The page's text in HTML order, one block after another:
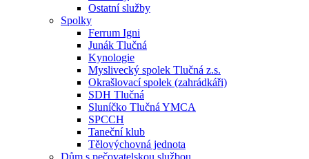
Ostatní služby
Spolky
Ferrum Igni
Junák Tlučná
Kynologie
Myslivecký spolek Tlučná z.s.
Okrašlovací spolek (zahrádkáři)
SDH Tlučná
Sluníčko Tlučná YMCA
SPCCH
Taneční klub
Tělovýchovná jednota
Dům s pečovatelskou službou